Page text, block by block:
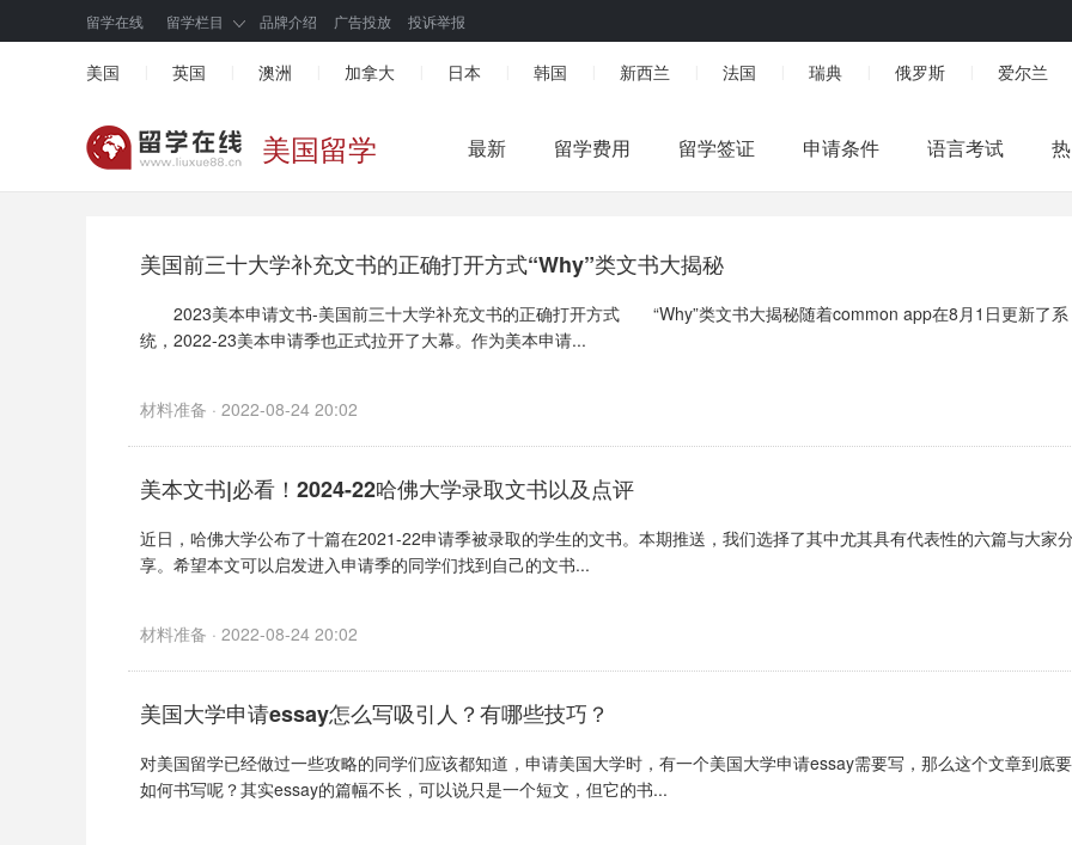
留学在线 留学栏目 品牌介绍 广告投放 投诉举报
美国 英国 澳洲 加拿大 日本 韩国 新西兰 法国 瑞典 俄罗斯 爱尔兰
美国留学 最新 留学费用 留学签证 申请条件 语言考试
美国前三十大学补充文书的正确打开方式“Why”类文书大揭秘
2023美本申请文书-美国前三十大学补充文书的正确打开方式 “Why”类文书大揭秘随着common app在8月1日更新了系
统，2022-23美本申请季也正式拉开了大幕。作为美本申请...
材料准备 · 2022-08-24 20:02
美本文书|必看！2024-22哈佛大学录取文书以及点评
近日，哈佛大学公布了十篇在2021-22申请季被录取的学生的文书。本期推送，我们选择了其中尤其具有代表性的六篇与大家
享。希望本文可以启发进入申请季的同学们找到自己的文书...
材料准备 · 2022-08-24 20:02
美国大学申请essay怎么写吸引人？有哪些技巧？
对美国留学已经做过一些攻略的同学们应该都知道，申请美国大学时，有一个美国大学申请essay需要写，那么这个文章到底要
如何书写呢？其实essay的篇幅不长，可以说只是一个短文，但它的书...